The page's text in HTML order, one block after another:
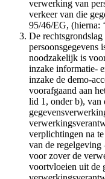
verwerking van
verkeer van die
95/46/EG, (hierna:
De
persoonsgegevens
noodzakelijk is
inzake informatie-
inzake de demo-
voorafgaand aan
lid 1, onder b), van
verplichtingen na
van de
voor zover de
voortvloeien uit de